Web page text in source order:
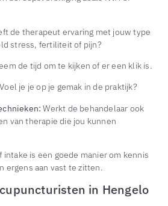
de therapeut ervaring met jouw type
stress, fertiliteit of pijn?
de tijd om te kijken of er een klik is.
Voel je je op je gemak in de praktijk?
Werkt de behandelaar ook
van therapie die jou kunnen
is een goede manier om kennis
ergens aan vast te zitten.
in Hengelo